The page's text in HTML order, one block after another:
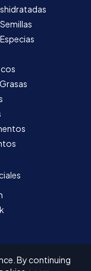
By continuing